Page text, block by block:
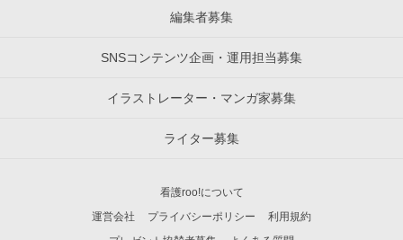
編集者募集
SNSコンテンツ企画・運用担当募集
イラストレーター・マンガ家募集
ライター募集
看護roo!について
運営会社
プライバシーポリシー
利用規約